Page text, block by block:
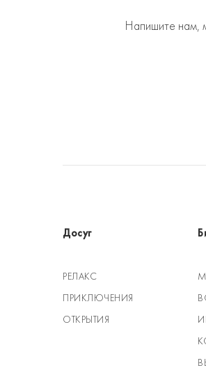
Напишите нам,
Досуг
РЕЛАКС
ПРИКЛЮЧЕНИЯ
ОТКРЫТИЯ